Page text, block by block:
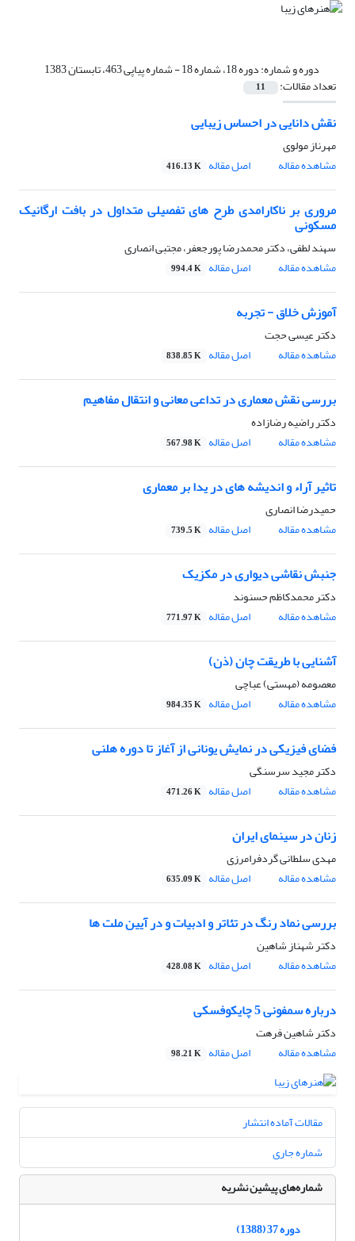
دوره و شماره:دوره 18، شماره 18 - شماره پیاپی 463، تابستان 1383
تعداد مقالات: 11
نقش دانایی در احساس زیبایی
مهرناز مولوی
مشاهده مقاله
اصل مقاله 416.13 K
مروری بر ناکارامدی طرح های تفصیلی متداول در بافت ارگانیک
مسکونی
سهند لطفی، دکتر محمدرضا پورجعفر، مجتبی انصاری
مشاهده مقاله
اصل مقاله 994.4 K
آموزش خلاق - تجربه
دکتر عیسی حجت
مشاهده مقاله
اصل مقاله 838.85 K
بررسی نقش معماری در تداعی معانی و انتقال مفاهیم
دکتر راضیه رضازاده
مشاهده مقاله
اصل مقاله 567.98 K
تاثیر آراء و اندیشه های در یدا بر معماری
حمیدرضا انصاری
مشاهده مقاله
اصل مقاله 739.5 K
جنبش نقاشی دیواری در مکزیک
دکتر محمدکاظم حسنوند
مشاهده مقاله
اصل مقاله 771.97 K
آشنایی با طریقت چان (ذن)
معصومه (مهستی) عباچی
مشاهده مقاله
اصل مقاله 984.35 K
فضای فیزیکی در نمایش یونانی از آغاز تا دوره هلنی
دکتر مجید سرسنگی
مشاهده مقاله
اصل مقاله 471.26 K
زنان در سینمای ایران
مهدی سلطانی گردفرامرزی
مشاهده مقاله
اصل مقاله 635.09 K
بررسی نماد رنگ در تئاتر و ادبیات و در آیین ملت ها
دکتر شهناز شاهین
مشاهده مقاله
اصل مقاله 428.08 K
درباره سمفونی 5 چایکوفسکی
دکتر شاهین فرهت
مشاهده مقاله
اصل مقاله 98.21 K
مقالات آماده انتشار
شماره جاری
شماره‌های پیشین نشریه
دوره 37 (1388)